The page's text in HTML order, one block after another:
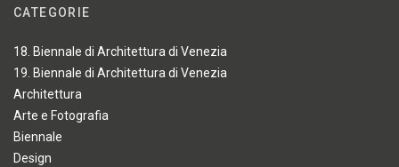
CATEGORIE
18. Biennale di Architettura di Venezia
19. Biennale di Architettura di Venezia
Architettura
Arte e Fotografia
Biennale
Design